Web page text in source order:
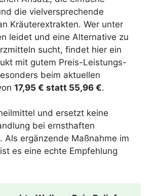
die vielversprechende
Kräuterextrakten. Wer unter
leidet und eine Alternative zu
sucht, findet hier ein
mit gutem Preis-Leistungs-
beim aktuellen
17,95 € statt 55,96 €.
und ersetzt keine
bei ernsthaften
Als ergänzende Maßnahme im
es eine echte Empfehlung